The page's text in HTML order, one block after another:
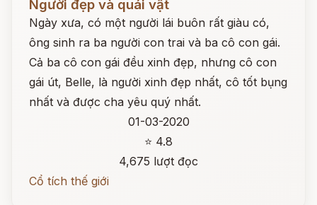
Người đẹp và quái vật
Ngày xưa, có một người lái buôn rất giàu có,
ông sinh ra ba người con trai và ba cô con gái.
Cả ba cô con gái đều xinh đẹp, nhưng cô con
gái út, Belle, là người xinh đẹp nhất, cô tốt bụng
nhất và được cha yêu quý nhất.
01-03-2020
⭐ 4.8
4,675 lượt đọc
Cổ tích thế giới